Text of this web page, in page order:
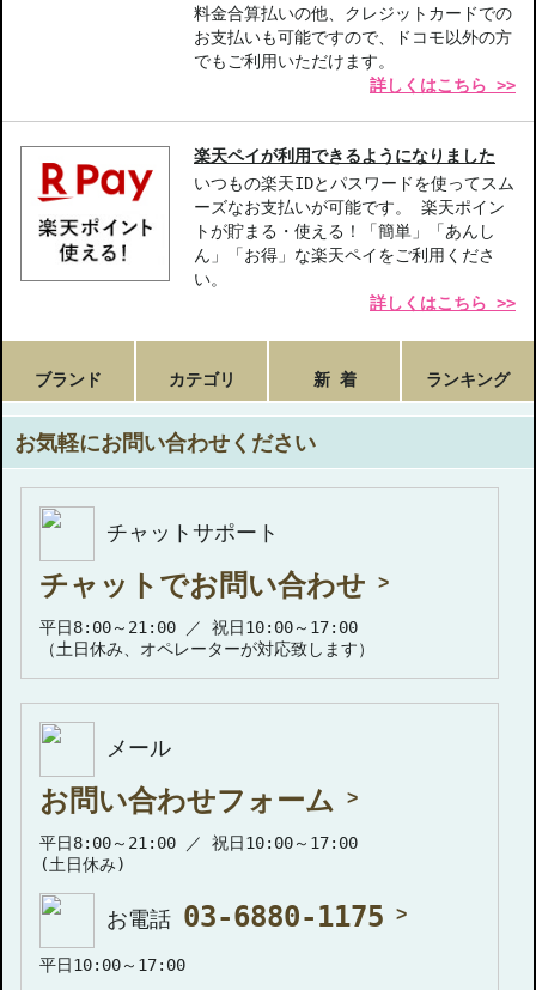
料金合算払いの他、クレジットカードでの
お支払いも可能ですので、ドコモ以外の方
でもご利用いただけます。
詳しくはこちら >>
楽天ペイが利用できるようになりました
いつもの楽天IDとパスワードを使ってスム
ーズなお支払いが可能です。 楽天ポイン
トが貯まる・使える！「簡単」「あんし
ん」「お得」な楽天ペイをご利用くださ
い。
詳しくはこちら >>
ブランド カテゴリ 新 着 ランキング
お気軽にお問い合わせください
チャットサポート
チャットでお問い合わせ
平日8:00～21:00 ／ 祝日10:00～17:00
（土日休み、オペレーターが対応致します）
メール
お問い合わせフォーム
平日8:00～21:00 ／ 祝日10:00～17:00
(土日休み)
お電話 03-6880-1175
平日10:00～17:00